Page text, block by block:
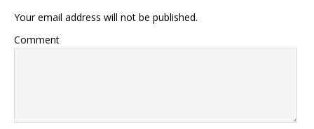
Your email address will not be published.
Comment